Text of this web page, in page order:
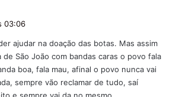
03:06
ajudar na doação das botas. Mas assim
São João com bandas caras o povo fala
boa, fala mau, afinal o povo nunca vai
sempre vão reclamar de tudo, saí
e sempre vai da no mesmo.